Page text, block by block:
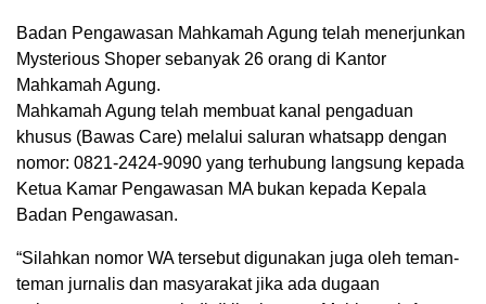
Badan Pengawasan Mahkamah Agung telah menerjunkan
Mysterious Shoper sebanyak 26 orang di Kantor
Mahkamah Agung.
Mahkamah Agung telah membuat kanal pengaduan
khusus (Bawas Care) melalui saluran whatsapp dengan
nomor: 0821-2424-9090 yang terhubung langsung kepada
Ketua Kamar Pengawasan MA bukan kepada Kepala
Badan Pengawasan.
“Silahkan nomor WA tersebut digunakan juga oleh teman-
teman jurnalis dan masyarakat jika ada dugaan